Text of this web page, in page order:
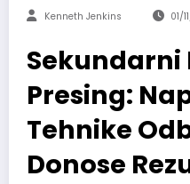
Kenneth Jenkins 01/
Sekundarni
Presing:
Tehnike
Donose